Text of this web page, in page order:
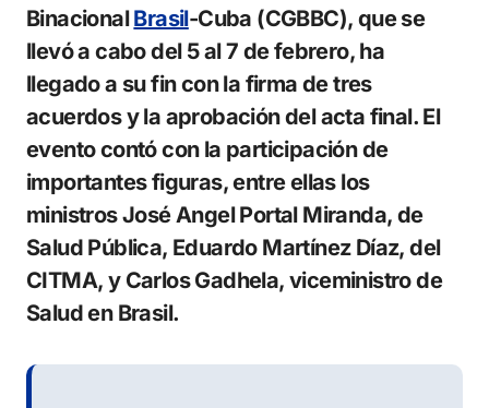
BinacionalBrasil-Cuba (CGBBC), que se
llevó a cabo del 5 al 7 de febrero, ha
llegado a su fin con la firma de tres
acuerdos y la aprobación del acta final. El
evento contó con la participación de
importantes figuras, entre ellas los
ministros José Angel Portal Miranda, de
Salud Pública, Eduardo Martínez Díaz, del
CITMA, y Carlos Gadhela, viceministro de
Salud en Brasil.